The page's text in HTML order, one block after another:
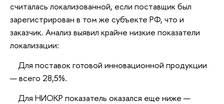
считалась локализованной, если поставщик был
зарегистрирован в том же субъекте РФ, что и
заказчик. Анализ выявил крайне низкие показатели
локализации:
Для поставок готовой инновационной продукции
— всего 28,5%.
Для НИОКР показатель оказался еще ниже —